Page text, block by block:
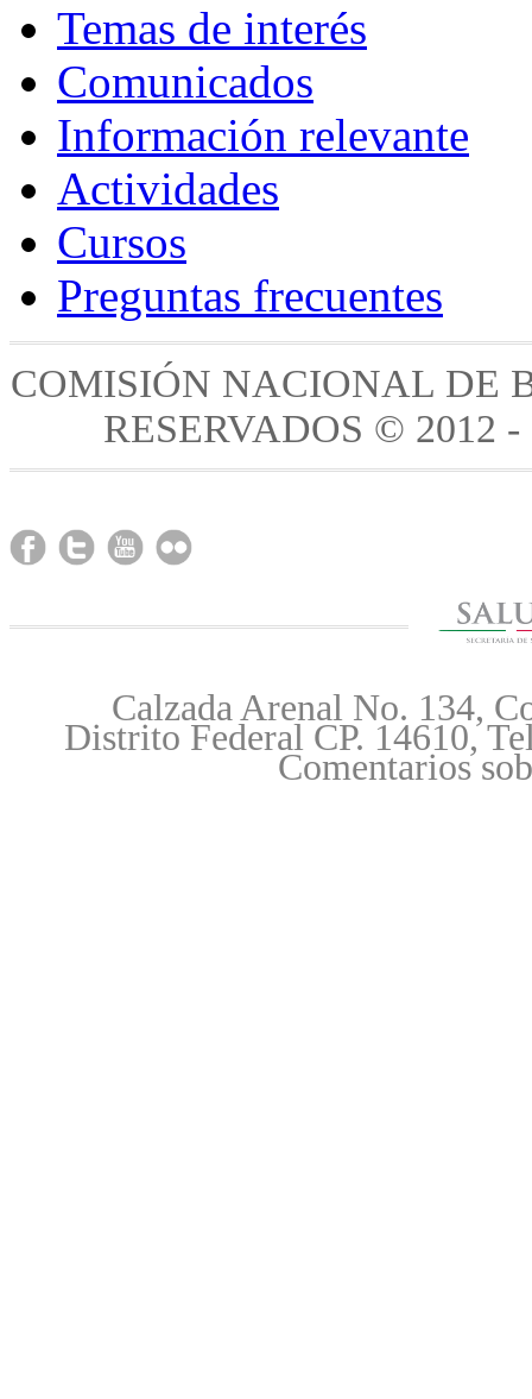
Temas de interés
Comunicados
Información relevante
Actividades
Cursos
Preguntas frecuentes
COMISIÓN NACIONAL DE
RESERVADOS © 2012 -
Calzada Arenal No. 134,
Distrito Federal CP. 14610,
Comentarios